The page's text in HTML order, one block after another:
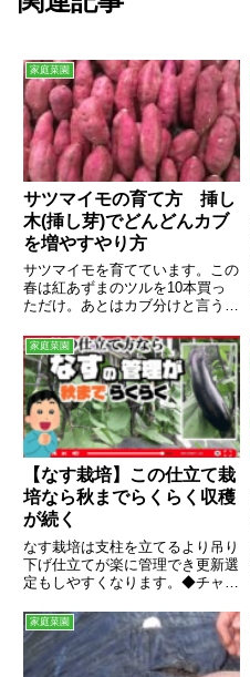
家庭菜園
サツマイモの育て方 挿し
木(挿し芽)でどんどんカブ
を増やすやり方
サツマイモを育てています。この
春は紅あずまのツルを10本買っ
ただけ。あとはカブ分けと言うか
や枝豆の収穫後に植え付けるだ
け。サツマイ...
家庭菜園
【なす栽培】この仕立て栽
培なら秋までらくらく収穫
が続く
なす栽培は支柱を立てるより吊り
下げ仕立てが楽に管理でき更新選
定もしやすくなります。◆チャン
い致します。◆皆様の応援＆お知
恵お力をお...
家庭菜園